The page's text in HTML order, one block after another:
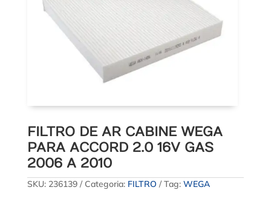
FILTRO DE AR CABINE WEGA
PARA ACCORD 2.0 16V GAS
2006 A 2010
SKU: 236139 Categoria: FILTRO Tag: WEGA